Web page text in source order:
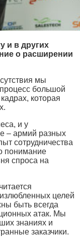
и в других
о расширении
мы
большой
которая
и у
– армий разных
сотрудничества
понимание
спроса на
целей
быть всегда
атак. Мы
знаниях и
заказчики.